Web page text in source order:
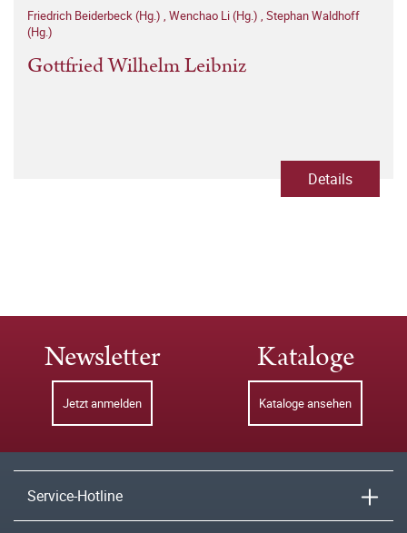
Friedrich Beiderbeck (Hg.) , Wenchao Li (Hg.) , Stephan Waldhoff
(Hg.)
Gottfried Wilhelm Leibniz
Details
Newsletter
Jetzt anmelden
Kataloge
Kataloge ansehen
Service-Hotline